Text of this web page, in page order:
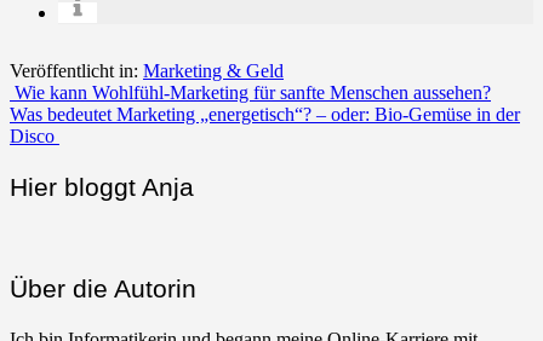
Veröffentlicht in: Marketing & Geld
Beitrags-
Navigation
Wie kann Wohlfühl-Marketing für sanfte Menschen aussehen?
Was bedeutet Marketing „energetisch“? – oder: Bio-Gemüse in der
Disco
Hier bloggt Anja
Über die Autorin